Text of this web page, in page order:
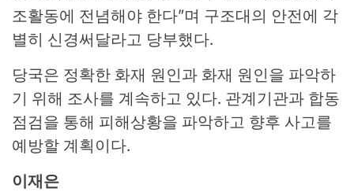
조활동에 전념해야 한다”며 구조대의 안전에 각
별히 신경써달라고 당부했다.
당국은 정확한 화재 원인과 화재 원인을 파악하
기 위해 조사를 계속하고 있다. 관계기관과 합동
점검을 통해 피해상황을 파악하고 향후 사고를
예방할 계획이다.
이재은